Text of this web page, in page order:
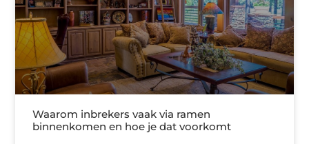
Waarom inbrekers vaak via ramen
binnenkomen en hoe je dat voorkomt